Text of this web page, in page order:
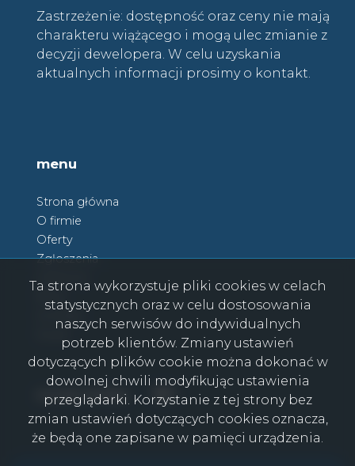
Zastrzeżenie: dostępność oraz ceny nie mają
charakteru wiążącego i mogą ulec zmianie z
decyzji dewelopera. W celu uzyskania
aktualnych informacji prosimy o kontakt.
menu
Strona główna
O firmie
Oferty
Zgłoszenia
Kontakt
social media Facebook
Facebook
Ta strona wykorzystuje pliki cookies w celach
statystycznych oraz w celu dostosowania
naszych serwisów do indywidualnych
potrzeb klientów. Zmiany ustawień
dotyczących plików cookie można dokonać w
dowolnej chwili modyfikując ustawienia
przeglądarki. Korzystanie z tej strony bez
zmian ustawień dotyczących cookies oznacza,
że będą one zapisane w pamięci urządzenia.